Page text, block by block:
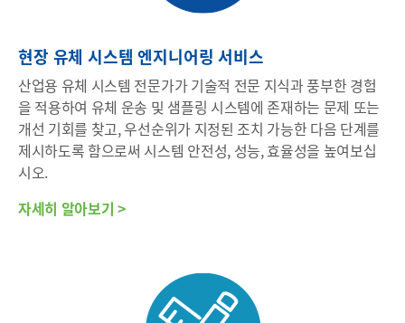
현장 유체 시스템 엔지니어링 서비스
산업용 유체 시스템 전문가가 기술적 전문 지식과 풍부한 경험
을 적용하여 유체 운송 및 샘플링 시스템에 존재하는 문제 또는
개선 기회를 찾고, 우선순위가 지정된 조치 가능한 다음 단계를
제시하도록 함으로써 시스템 안전성, 성능, 효율성을 높여보십
시오.
자세히 알아보기 >